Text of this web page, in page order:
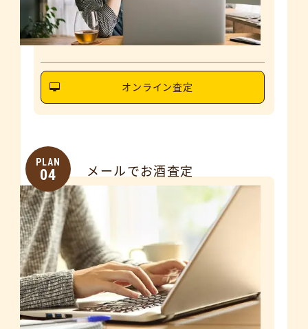
オンライン査定
PLAN
04 メールでお酒査定